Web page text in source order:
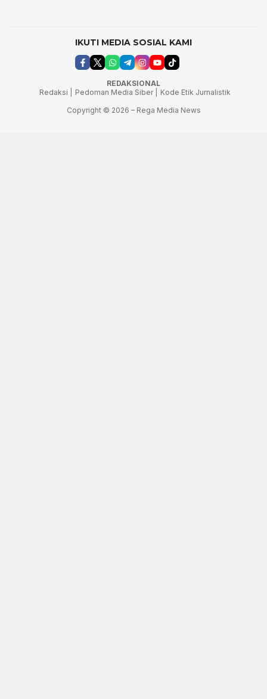
IKUTI MEDIA SOSIAL KAMI
REDAKSIONAL
Redaksi |
Pedoman Media Siber |
Kode Etik Jurnalistik
Copyright © 2026 – Rega Media News